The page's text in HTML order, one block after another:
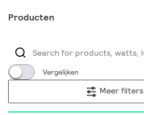
Producten
Vergelijken
Meer filters